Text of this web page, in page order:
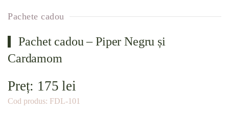
Pachete cadou
Pachet cadou – Piper Negru și
Cardamom
Preț: 175lei
Cod produs: FDL-101